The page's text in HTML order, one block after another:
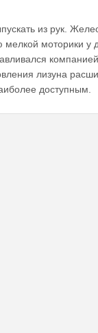
из рук.
мелкой моторики у
лизуна
доступным.